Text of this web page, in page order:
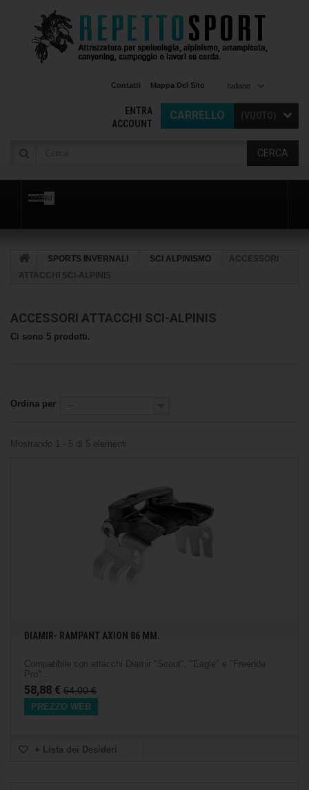
Italiano
Contatti Mappa Del Sito
CARRELLO
ENTRA
ACCOUNT
CERCA
MENU
SPORTS INVERNALI SCI ALPINISMO
ACCESSORI
ATTACCHI SCI-ALPINIS
ACCESSORI ATTACCHI SCI-ALPINIS
Ci sono 5 prodotti.
Ordina per --
Mostrando 1 - 5 di 5 elementi
DIAMIR- RAMPANT AXION 86 MM.
Compatibile con attacchi Diamir "Scout", "Eagle" e "Freeride
Pro"...
58,88 € 64,00 €
PREZZO WEB
+ Lista dei Desideri